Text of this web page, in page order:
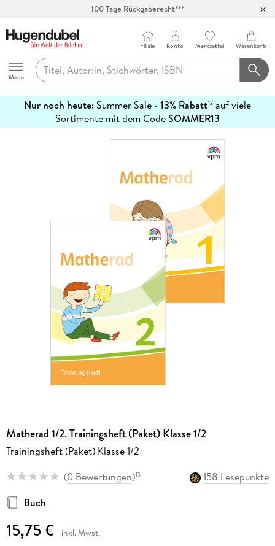
100 Tage Rückgaberecht***
Hugendubel
Menu
Filiale Konto Merkzettel Warenkorb
Nur noch heute: Summer Sale - 13% Rabatt12 auf viele
Sortimente mit dem CodeSOMMER13
erfahren
Matherad 1/2. Trainingsheft (Paket) Klasse 1/2
Trainingsheft (Paket) Klasse 1/2
(0 Bewertungen)15
158 Lesepunkte
Buch
15,75 € inkl. Mwst.